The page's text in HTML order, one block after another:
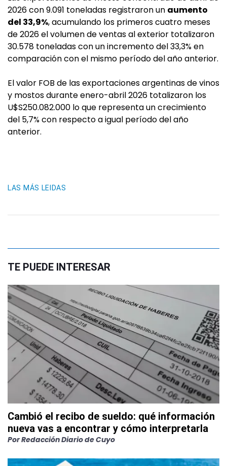
2026 con 9.091 toneladas registraron un aumento
del 33,9%, acumulando los primeros cuatro meses
de 2026 el volumen de ventas al exterior totalizaron
30.578 toneladas con un incremento del 33,3% en
comparación con el mismo período del año anterior.
El valor FOB de las exportaciones argentinas de vinos
y mostos durante enero-abril 2026 totalizaron los
U$S250.082.000 lo que representa un crecimiento
del 5,7% con respecto a igual período del año
anterior.
LAS MÁS LEIDAS
TE PUEDE INTERESAR
Cambió el recibo de sueldo: qué información
nueva vas a encontrar y cómo interpretarla
PorRedacción Diario de Cuyo